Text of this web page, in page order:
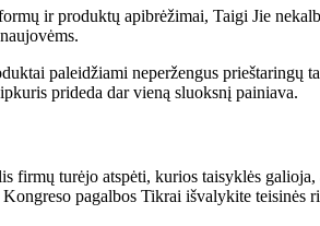
ir produktų apibrėžimai, Taigi Jie
paleidžiami neperžengus prieštaringų
kuris prideda dar vieną sluoksnį painiava.
turėjo atspėti, kurios taisyklės
pagalbos Tikrai išvalykite teisinės